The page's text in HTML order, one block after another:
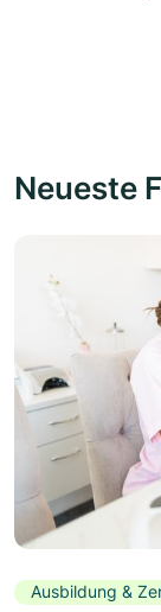
Neueste
Ausbildung &